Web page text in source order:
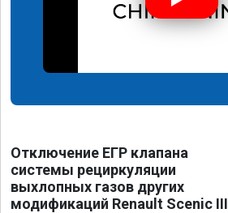
Отключение ЕГР клапана
системы рециркуляции
выхлопных газов других
модификаций Renault Scenic III